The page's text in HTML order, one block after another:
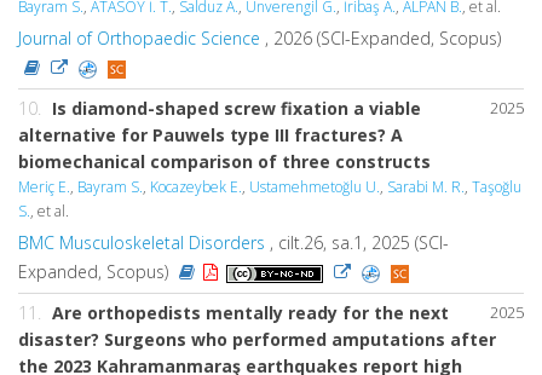
Bayram S., ATASOY İ. T., Salduz A., Ünverengil G., İribaş A., ALPAN B., et al.
Journal of Orthopaedic Science , 2026 (SCI-Expanded, Scopus)
2025
10. Is diamond-shaped screw fixation a viable
alternative for Pauwels type III fractures? A
biomechanical comparison of three constructs
Meriç E., Bayram S., Kocazeybek E., Ustamehmetoğlu U., Sarabi M. R., Taşoğlu
S., et al.
BMC Musculoskeletal Disorders , cilt.26, sa.1, 2025 (SCI-
Expanded, Scopus)
2025
11. Are orthopedists mentally ready for the next
disaster? Surgeons who performed amputations after
the 2023 Kahramanmaraş earthquakes report high